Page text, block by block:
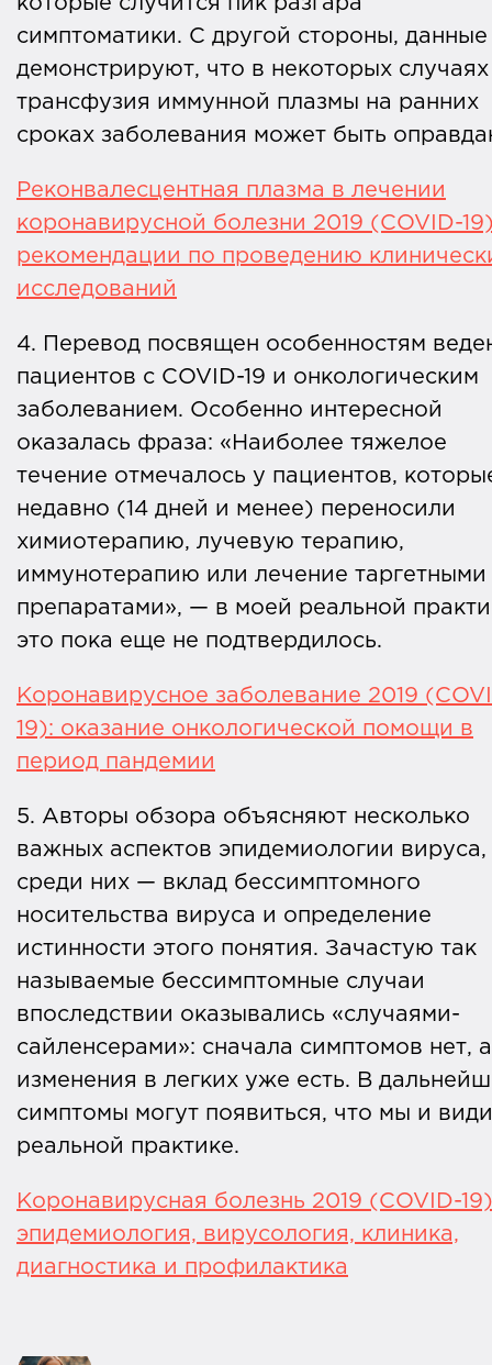
симптоматики. С другой стороны, данные
демонстрируют, что в некоторых случаях
трансфузия иммунной плазмы на ранних
сроках заболевания может быть
Реконвалесцентная плазма в лечении
коронавирусной болезни 2019 (COVID-
рекомендации по проведению
исследований
4. Перевод посвящен особенностям
пациентов с COVID-19 и онкологическим
заболеванием. Особенно интересной
оказалась фраза: «Наиболее тяжелое
течение отмечалось у пациентов,
недавно (14 дней и менее) переносили
химиотерапию, лучевую терапию,
иммунотерапию или лечение таргетными
препаратами», — в моей реальной
это пока еще не подтвердилось.
Коронавирусное заболевание 2019
19): оказание онкологической помощи в
период пандемии
5. Авторы обзора объясняют несколько
важных аспектов эпидемиологии вируса,
среди них — вклад бессимптомного
носительства вируса и определение
истинности этого понятия. Зачастую так
называемые бессимптомные случаи
впоследствии оказывались «случаями-
сайленсерами»: сначала симптомов нет, а
изменения в легких уже есть. В
симптомы могут появиться, что мы и
реальной практике.
Коронавирусная болезнь 2019 (COVID-
эпидемиология, вирусология, клиника,
диагностика и профилактика